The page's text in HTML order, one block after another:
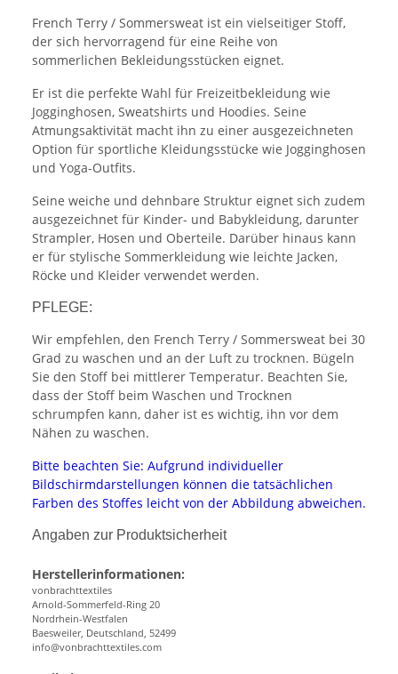
French Terry / Sommersweat ist ein vielseitiger Stoff,
der sich hervorragend für eine Reihe von
sommerlichen Bekleidungsstücken eignet.
Er ist die perfekte Wahl für Freizeitbekleidung wie
Jogginghosen, Sweatshirts und Hoodies. Seine
Atmungsaktivität macht ihn zu einer ausgezeichneten
Option für sportliche Kleidungsstücke wie Jogginghosen
und Yoga-Outfits.
Seine weiche und dehnbare Struktur eignet sich zudem
ausgezeichnet für Kinder- und Babykleidung, darunter
Strampler, Hosen und Oberteile. Darüber hinaus kann
er für stylische Sommerkleidung wie leichte Jacken,
Röcke und Kleider verwendet werden.
PFLEGE:
Wir empfehlen, den French Terry / Sommersweat bei 30
Grad zu waschen und an der Luft zu trocknen. Bügeln
Sie den Stoff bei mittlerer Temperatur. Beachten Sie,
dass der Stoff beim Waschen und Trocknen
schrumpfen kann, daher ist es wichtig, ihn vor dem
Nähen zu waschen.
Bitte beachten Sie: Aufgrund individueller
Bildschirmdarstellungen können die tatsächlichen
Farben des Stoffes leicht von der Abbildung abweichen.
Angaben zur Produktsicherheit
Herstellerinformationen:
vonbrachttextiles
Arnold-Sommerfeld-Ring 20
Nordrhein-Westfalen
Baesweiler, Deutschland, 52499
info@vonbrachttextiles.com